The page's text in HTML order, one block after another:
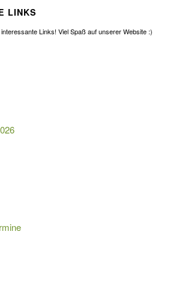
LINKS
Links! Viel Spaß auf unserer Website :)